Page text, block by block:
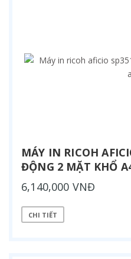
MÁY IN RICOH
ĐỘNG 2 MẶT KHỔ
6,140,000 VNĐ
CHI TIẾT